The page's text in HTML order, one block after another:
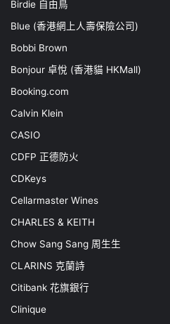
Birdie 自由鳥
Blue (香港網上人壽保險公司)
Bobbi Brown
Bonjour 卓悅 (香港貓 HKMall)
Booking.com
Calvin Klein
CASIO
CDFP 正德防火
CDKeys
Cellarmaster Wines
CHARLES & KEITH
Chow Sang Sang 周生生
CLARINS 克蘭詩
Citibank 花旗銀行
Clinique